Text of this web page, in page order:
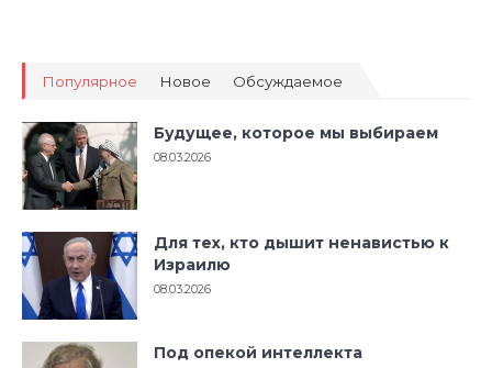
Популярное Новое Обсуждаемое
Будущее, которое мы выбираем
08.03.2026
Для тех, кто дышит ненавистью к
Израилю
08.03.2026
Под опекой интеллекта